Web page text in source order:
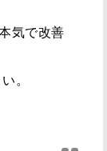
気で改善
。